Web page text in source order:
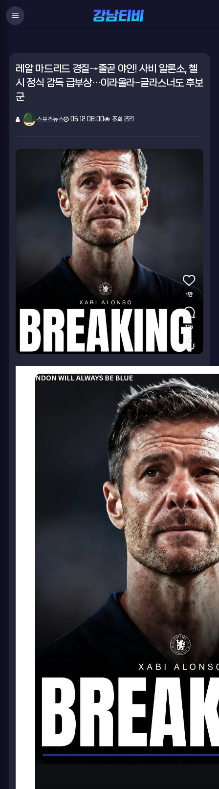
menu
레알 마드리드 경질→줄곧 야인! 사비 알론소, 첼
시 정식 감독 급부상…이라올라-글라스너도 후보
군
스포츠뉴스 05.12 08:00 조회 221